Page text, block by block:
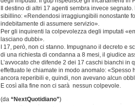
Il destino di altri 17 agenti sembra invece
sibillino: «Rendendosi irraggiungibili nonostante
indebitamente di assumere servizio».
Per gli inquirenti la colpevolezza degli imputati
lasciano dubbi».
I 17, però, non ci stanno. Impugnano il decreto e
di una richiesta di condanna a 8 mesi, il giudice
L’avvocato che difende 2 dei 17 caschi bianchi
effettuato le chiamate in modo anomalo:
ancora reperibili e, quindi, non avevano alcun
E così alla fine non ci sarà nessun colpevole.
(da “NextQuotidiano”)